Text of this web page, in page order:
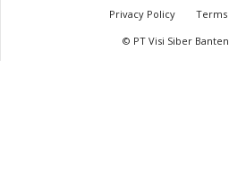
Privacy Policy
© PT Visi Siber